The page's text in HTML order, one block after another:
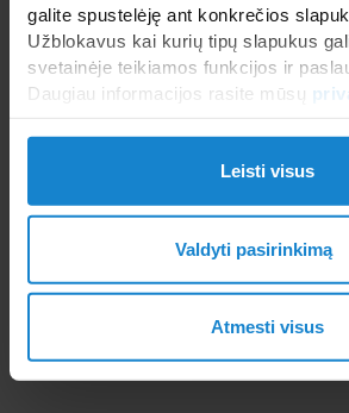
galite spustelėję ant konkrečios
Užblokavus kai kurių tipų slapukus
svetainėje teikiamos funkcijos ir
Daugiau informacijos rasite mūsų
Leisti visus
Valdyti pasirinkimą
Atmesti visus
Mūsų komanda mielai
Jūsų SPA projektu, padės parinkti
išmatavimus bei išdėstymą,
aksesuarų bei parengsime
pasiūlymą!
Susisiekite su mumis
arba tel. +370 699